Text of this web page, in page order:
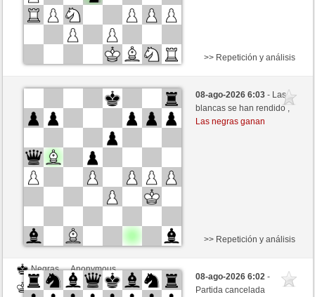
Negras
vermicino (1448) (+4)
ONURB-2 (1112) (-4)
Tiempo: 3 minutes/side + 1 seconds/move
Esta partida es por puntos
>> Repetición y análisis
08-ago-2026 6:03- Las
blancas se han rendido ,
Las negras ganan
Negras
Anonymous
Blancas
ONURB-2 (1112)
>> Repetición y análisis
08-ago-2026 6:02-
Partida cancelada